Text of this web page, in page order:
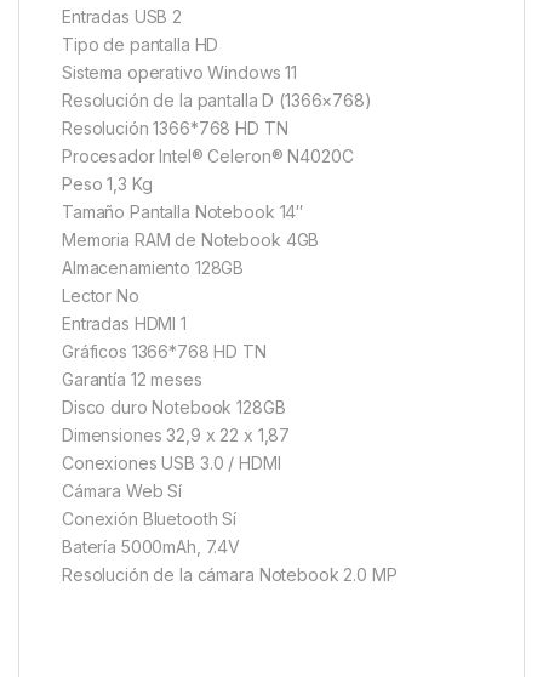
Entradas USB 2
Tipo de pantalla HD
Sistema operativo Windows 11
Resolución de la pantalla D (1366×768)
Resolución 1366*768 HD TN
Procesador Intel® Celeron® N4020C
Peso 1,3 Kg
Tamaño Pantalla Notebook 14″
Memoria RAM de Notebook 4GB
Almacenamiento 128GB
Lector No
Entradas HDMI 1
Gráficos 1366*768 HD TN
Garantía 12 meses
Disco duro Notebook 128GB
Dimensiones 32,9 x 22 x 1,87
Conexiones USB 3.0 / HDMI
Cámara Web Sí
Conexión Bluetooth Sí
Batería 5000mAh, 7.4V
Resolución de la cámara Notebook 2.0 MP